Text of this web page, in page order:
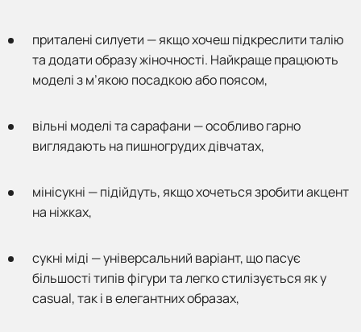
приталені силуети — якщо хочеш підкреслити талію
та додати образу жіночності. Найкраще працюють
моделі з м’якою посадкою або поясом,
вільні моделі та сарафани — особливо гарно
виглядають на пишногрудих дівчатах,
мінісукні — підійдуть, якщо хочеться зробити акцент
на ніжках,
сукні міді — універсальний варіант, що пасує
більшості типів фігури та легко стилізується як у
casual, так і в елегантних образах,